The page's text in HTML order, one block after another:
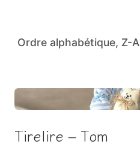
Ordre alphabétique, Z-A
Tirelire – Tom